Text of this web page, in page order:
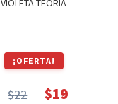
VIOLETA TEORIA
¡OFERTA!
$22 $19